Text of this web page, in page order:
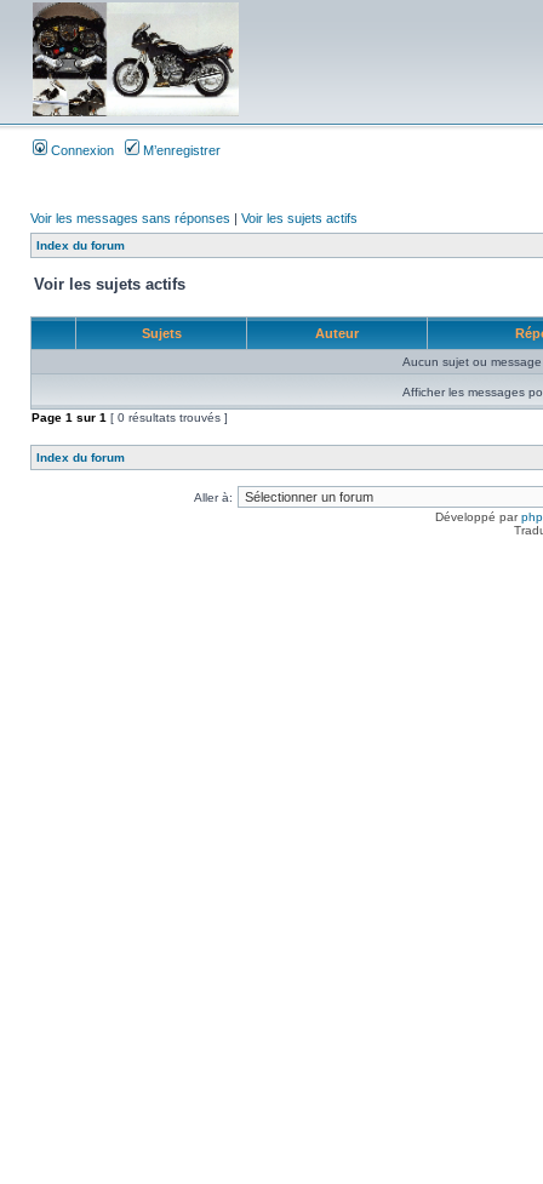
Connexion M’enregistrer
Voir les messages sans réponses | Voir les sujets actifs
Index du forum
Voir les sujets actifs
Sujets Auteur
Aucun sujet ou
Afficher les messages
Page 1 sur 1 [ 0 résultats trouvés ]
Index du forum
Aller à:
Développé par